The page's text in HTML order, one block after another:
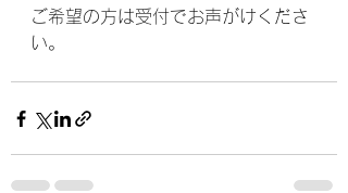
ご希望の方は受付でお声がけくださ
い。